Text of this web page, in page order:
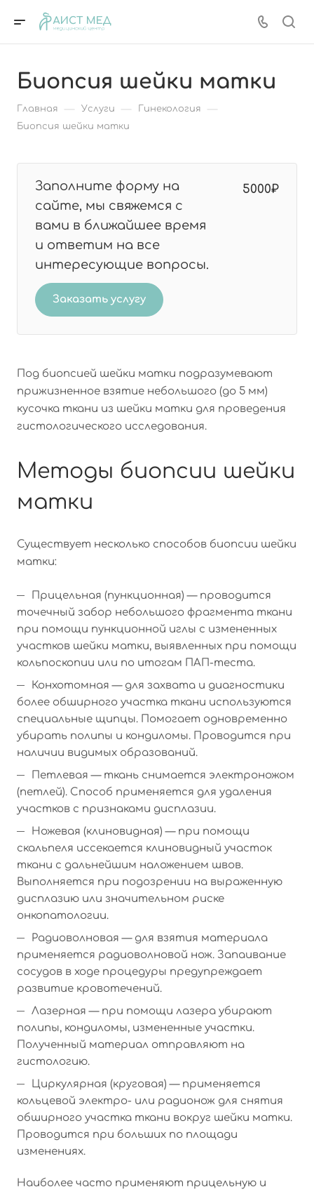
Биопсия шейки матки
Главная — Услуги — Гинекология —
Биопсия шейки матки
Заполните форму на
сайте, мы свяжемся с
вами в ближайшее время
и ответим на все
интересующие вопросы.
5000₽
Заказать услугу
Под биопсией шейки матки подразумевают
прижизненное взятие небольшого (до 5 мм)
кусочка ткани из шейки матки для проведения
гистологического исследования.
Методы биопсии шейки
матки
Существует несколько способов биопсии шейки
матки:
Прицельная (пункционная) — проводится
точечный забор небольшого фрагмента ткани
при помощи пункционной иглы с измененных
участков шейки матки, выявленных при помощи
кольпоскопии или по итогам ПАП-теста.
Конхотомная — для захвата и диагностики
более обширного участка ткани используются
специальные щипцы. Помогает одновременно
убирать полипы и кондиломы. Проводится при
наличии видимых образований.
Петлевая — ткань снимается электроножом
(петлей). Способ применяется для удаления
участков с признаками дисплазии.
Ножевая (клиновидная) — при помощи
скальпеля иссекается клиновидный участок
ткани с дальнейшим наложением швов.
Выполняется при подозрении на выраженную
дисплазию или значительном риске
онкопатологии.
Радиоволновая — для взятия материала
применяется радиоволновой нож. Запаивание
сосудов в ходе процедуры предупреждает
развитие кровотечений.
Лазерная — при помощи лазера убирают
полипы, кондиломы, измененные участки.
Полученный материал отправляют на
гистологию.
Циркулярная (круговая) — применяется
кольцевой электро- или радионож для снятия
обширного участка ткани вокруг шейки матки.
Проводится при больших по площади
изменениях.
Наиболее часто применяют прицельную и